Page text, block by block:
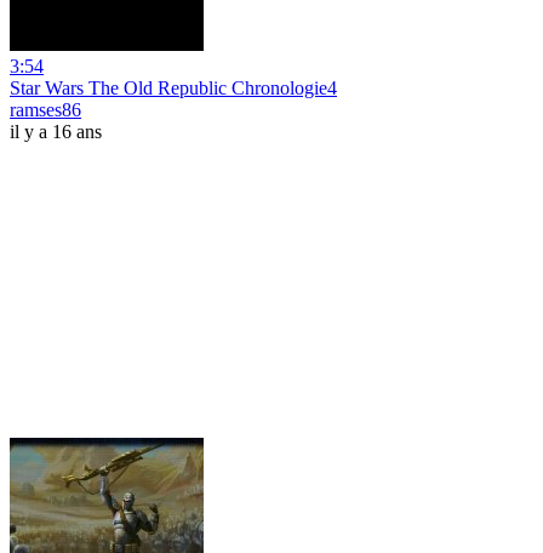
3:54
Star Wars The Old Republic Chronologie4
ramses86
il y a 16 ans